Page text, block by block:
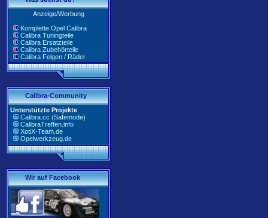
Anzeige/Werbung
Komplette Opel Calibra
Calibra Tuningteile
Calibra Ersatzteile
Calibra Zubehörteile
Calibra Felgen / Räder
Calibra-Community
Unterstützte Projekte
Calibra.cc (Safemode)
CalibraTreffen.info
XotiX-Team.de
Opelwerkzeug.de
Wir auf Facebook